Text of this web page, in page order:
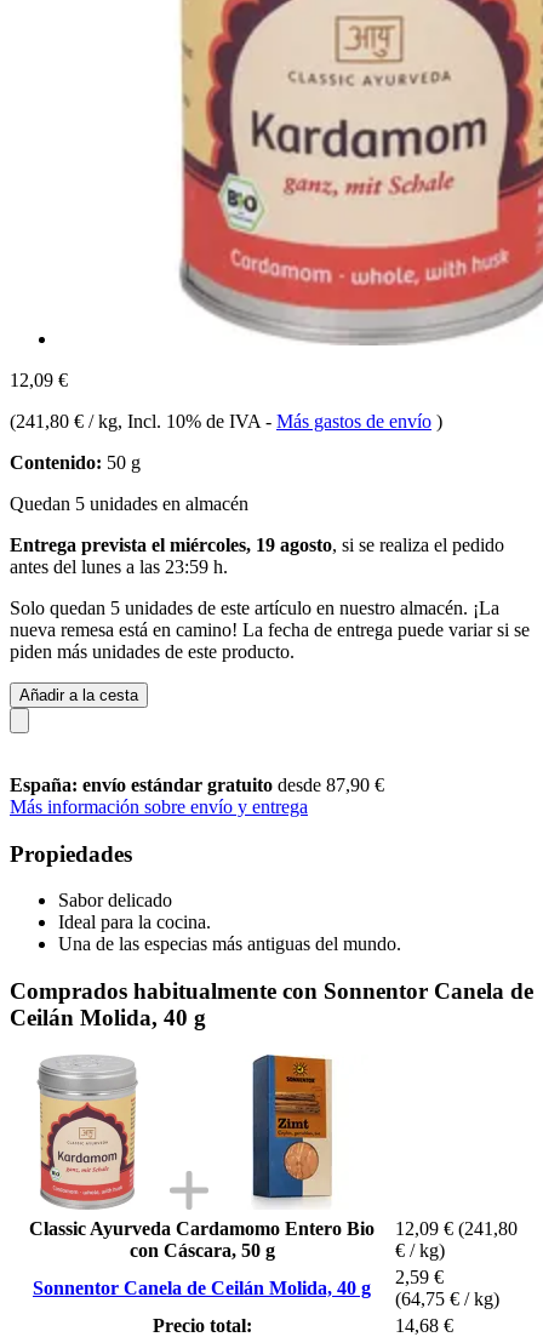
12,09 €
(241,80 € / kg, Incl. 10% de IVA - Más gastos de envío )
Contenido: 50 g
Quedan 5 unidades en almacén
Entrega prevista el miércoles, 19 agosto, si se realiza el pedido
antes del lunes a las 23:59 h.
Solo quedan 5 unidades de este artículo en nuestro almacén. ¡La
nueva remesa está en camino! La fecha de entrega puede variar si se
piden más unidades de este producto.
Añadir a la cesta
España: envío estándar gratuito desde 87,90 €
Más información sobre envío y entrega
Propiedades
Sabor delicado
Ideal para la cocina.
Una de las especias más antiguas del mundo.
Comprados habitualmente con Sonnentor Canela de
Ceilán Molida, 40 g
Classic Ayurveda Cardamomo Entero Bio
con Cáscara, 50 g
12,09 € (241,80
€ / kg)
Sonnentor Canela de Ceilán Molida, 40 g
2,59 €
(64,75 € / kg)
Precio total:
14,68 €